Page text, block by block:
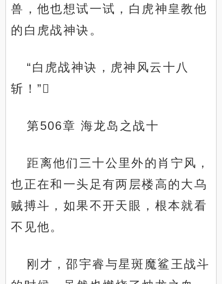
兽，他也想试一试，白虎神皇教他
的白虎战神诀。
“白虎战神诀，虎神风云十八
斩！”
第506章 海龙岛之战十
距离他们三十公里外的肖宁风，
也正在和一头足有两层楼高的大乌
贼搏斗，如果不开天眼，根本就看
不见他。
刚才，邵宇睿与星斑魔鲨王战斗